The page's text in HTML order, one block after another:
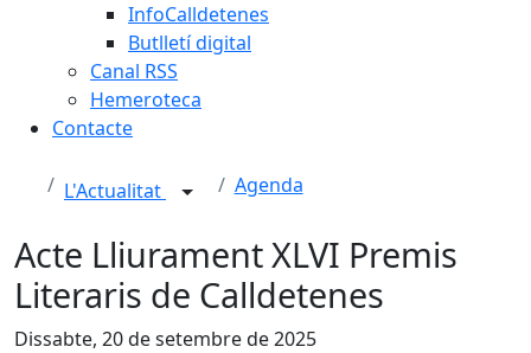
InfoCalldetenes
Butlletí digital
Canal RSS
Hemeroteca
Contacte
L'Actualitat Agenda
Acte Lliurament XLVI Premis
Literaris de Calldetenes
Dissabte, 20 de setembre de 2025